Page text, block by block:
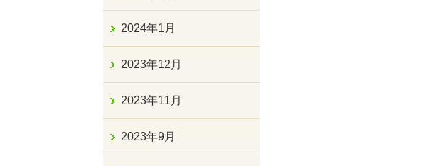
2024年1月
2023年12月
2023年11月
2023年9月